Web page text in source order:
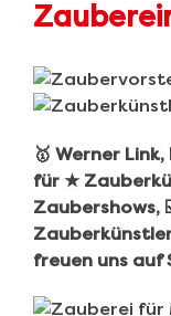
🥇 Werner
für ★
Zaubershows,
freuen uns auf